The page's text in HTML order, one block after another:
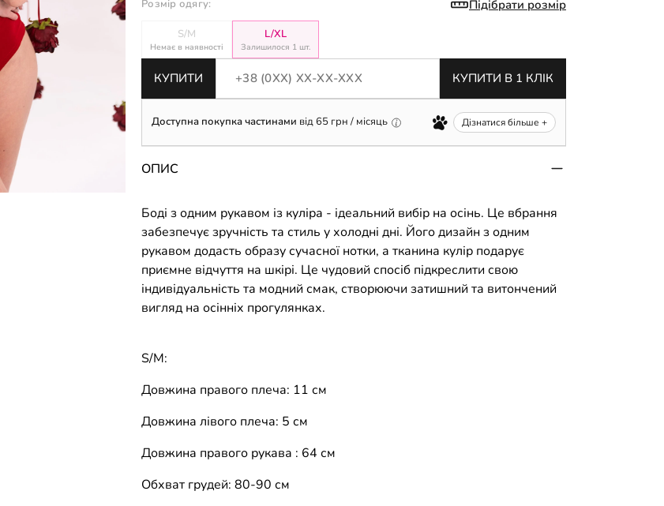
Розмір одягу: Підібрати розмір
S/M
Немає в наявності
L/XL
Залишилося 1 шт.
КУПИТИ КУПИТИ В 1 КЛІК
Доступна покупка частинами від65 грн / місяць Дізнатися більше +
ОПИС
Боді з одним рукавом із куліра - ідеальний вибір на осінь. Це вбрання
забезпечує зручність та стиль у холодні дні. Його дизайн з одним
рукавом додасть образу сучасної нотки, а тканина кулір подарує
приємне відчуття на шкірі. Це чудовий спосіб підкреслити свою
індивідуальність та модний смак, створюючи затишний та витончений
вигляд на осінніх прогулянках.
S/M:
Довжина правого плеча: 11 см
Довжина лівого плеча: 5 см
Довжина правого рукава : 64 см
Обхват грудей: 80-90 см